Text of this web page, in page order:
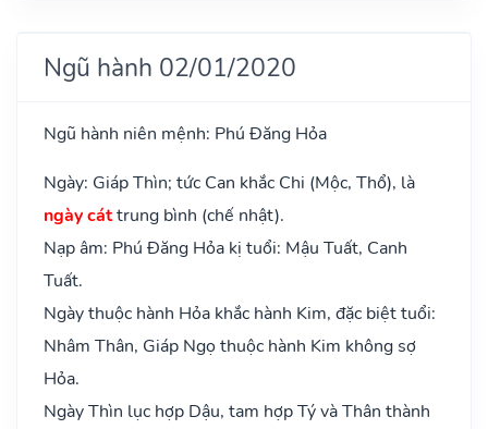
Ngũ hành 02/01/2020
Ngũ hành niên mệnh: Phú Đăng Hỏa
Ngày: Giáp Thìn; tức Can khắc Chi (Mộc, Thổ), là
ngày cáttrung bình (chế nhật).
Nạp âm: Phú Đăng Hỏa kị tuổi: Mậu Tuất, Canh
Tuất.
Ngày thuộc hành Hỏa khắc hành Kim, đặc biệt tuổi:
Nhâm Thân, Giáp Ngọ thuộc hành Kim không sợ
Hỏa.
Ngày Thìn lục hợp Dậu, tam hợp Tý và Thân thành